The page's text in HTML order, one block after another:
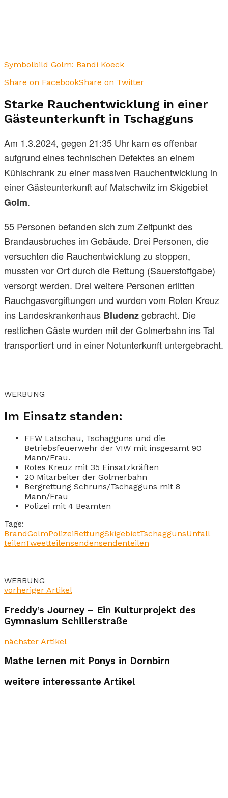
Symbolbild Golm: Bandi Koeck
Share on FacebookShare on Twitter
Starke Rauchentwicklung in einer
Gästeunterkunft in Tschagguns
Am 1.3.2024, gegen 21:35 Uhr kam es offenbar
aufgrund eines technischen Defektes an einem
Kühlschrank zu einer massiven Rauchentwicklung in
einer Gästeunterkunft auf Matschwitz im Skigebiet
Golm.
55 Personen befanden sich zum Zeitpunkt des
Brandausbruches im Gebäude. Drei Personen, die
versuchten die Rauchentwicklung zu stoppen,
mussten vor Ort durch die Rettung (Sauerstoffgabe)
versorgt werden. Drei weitere Personen erlitten
Rauchgasvergiftungen und wurden vom Roten Kreuz
ins Landeskrankenhaus Bludenzgebracht. Die
restlichen Gäste wurden mit der Golmerbahn ins Tal
transportiert und in einer Notunterkunft untergebracht.
WERBUNG
Im Einsatz standen:
FFW Latschau, Tschagguns und die
Betriebsfeuerwehr der VIW mit insgesamt 90
Mann/Frau.
Rotes Kreuz mit 35 Einsatzkräften
20 Mitarbeiter der Golmerbahn
Bergrettung Schruns/Tschagguns mit 8
Mann/Frau
Polizei mit 4 Beamten
Tags:
BrandGolmPolizeiRettungSkigebietTschaggunsUnfall
teilenTweetteilensendensendenteilen
WERBUNG
vorheriger Artikel
Freddy’s Journey – Ein Kulturprojekt des
Gymnasium Schillerstraße
nächster Artikel
Mathe lernen mit Ponys in Dornbirn
weitere interessante Artikel